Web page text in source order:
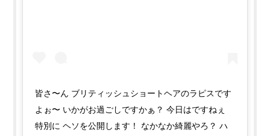
皆さ〜ん ブリティッシュショートヘアのラピスです
よぉ〜 いかがお過ごしですかぁ？ 今日はですねぇ
特別に ヘソを公開します！ なかなか綺麗やろ？ ハ